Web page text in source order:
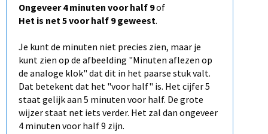
Ongeveer 4 minuten voor half 9of
Het is net 5 voor half 9 geweest.
Je kunt de minuten niet precies zien, maar je
kunt zien op de afbeelding "Minuten aflezen op
de analoge klok" dat dit in het paarse stuk valt.
Dat betekent dat het "voor half" is. Het cijfer 5
staat gelijk aan 5 minuten voor half. De grote
wijzer staat net iets verder. Het zal dan ongeveer
4 minuten voor half 9 zijn.